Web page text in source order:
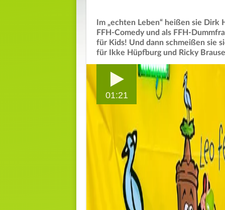
Im „echten Leben“ heißen sie
FFH-Comedy und als FFH-
für Kids! Und dann schmeißen sie
für Ikke Hüpfburg und Ricky
01:21